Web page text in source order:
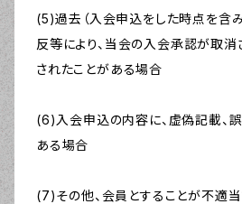
(5)過去（入会申込をした時点を含
反等により、当会の入会承認が取消
されたことがある場合
(6)入会申込の内容に、虚偽記載、
ある場合
(7)その他、会員とすることが不適